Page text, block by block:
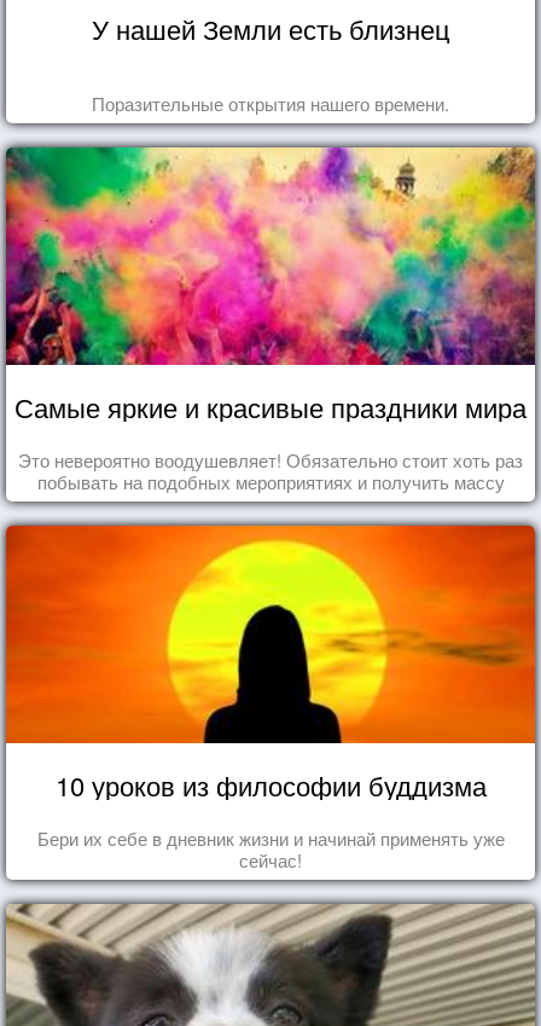
У нашей Земли есть близнец
Поразительные открытия нашего времени.
Самые яркие и красивые праздники мира
Это невероятно воодушевляет! Обязательно стоит хоть раз
побывать на подобных мероприятиях и получить массу
впечатлений!
10 уроков из философии буддизма
Бери их себе в дневник жизни и начинай применять уже
сейчас!